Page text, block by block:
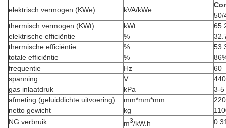
elektrisch vermogen (KWe)
kVA/kWe
50/
thermisch vermogen (KWt)
kWt
elektrische efficiëntie
%
thermische efficiëntie
%
totale efficiëntie
%
frequentie
Hz
60
spanning
V
gas inlaatdruk
kPa
3-5
afmeting (geluiddichte uitvoering)
mm*mm*mm
netto gewicht
kg
NG verbruik
m3/kW.h